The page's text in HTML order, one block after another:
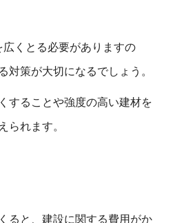
くとる必要がありますの
対策が大切になるでしょう。
することや強度の高い建材を
られます。
ると、建設に関する費用がか